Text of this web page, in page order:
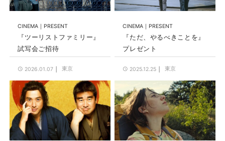
CINEMA PRESENT
『ツーリストファミリー』
試写会ご招待
2026.01.07 東京
CINEMA PRESENT
『ただ、やるべきことを』
プレゼント
2025.12.25 東京